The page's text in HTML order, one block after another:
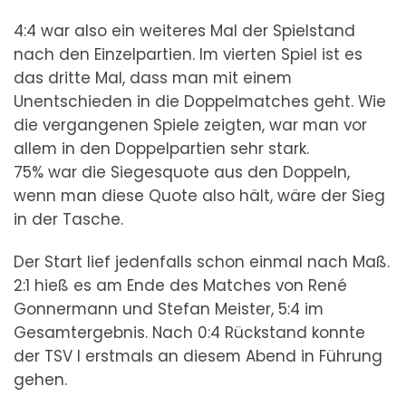
4:4 war also ein weiteres Mal der Spielstand
nach den Einzelpartien. Im vierten Spiel ist es
das dritte Mal, dass man mit einem
Unentschieden in die Doppelmatches geht. Wie
die vergangenen Spiele zeigten, war man vor
allem in den Doppelpartien sehr stark.
75% war die Siegesquote aus den Doppeln,
wenn man diese Quote also hält, wäre der Sieg
in der Tasche.
Der Start lief jedenfalls schon einmal nach Maß.
2:1 hieß es am Ende des Matches von René
Gonnermann und Stefan Meister, 5:4 im
Gesamtergebnis. Nach 0:4 Rückstand konnte
der TSV I erstmals an diesem Abend in Führung
gehen.